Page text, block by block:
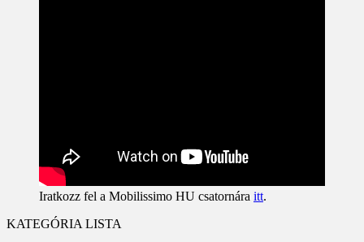
Iratkozz fel a Mobilissimo HU csatornára itt.
KATEGÓRIA LISTA